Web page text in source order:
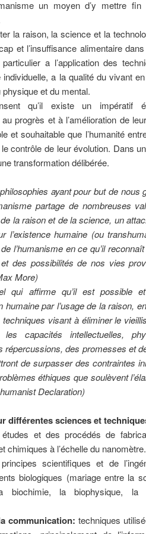
un moyen d’y mettre fin
la raison, la science et la
et l’insuffisance alimentaire
a l’application des
individuelle, a la qualité du vivant
et du mental.
qu’il existe un impératif
progrès et à l’amélioration de
et souhaitable que l’humanité
contrôle de leur évolution. Dans
transformation délibérée.
ayant pour but de nous
partage de nombreuses
la raison et de la science, un
l’existence humaine (ou
l’humanisme en ce qu’il
des possibilités de nos vies
More)
qui affirme qu’il est possible
humaine par l’usage de la raison,
visant à éliminer le
capacités intellectuelles,
répercussions, des promesses et
de surpasser des contraintes
éthiques que soulèvent
Declaration)
différentes sciences et
et des procédés de
chimiques à l’échelle du nanomètre.
scientifiques et de
biologiques (mariage entre la
la biophysique, la
communication: techniques